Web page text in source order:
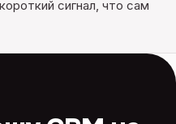
сигнал, что сам